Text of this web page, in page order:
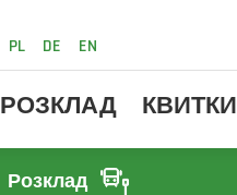
PL DE EN
РОЗКЛАД КВИТКИ
Розклад